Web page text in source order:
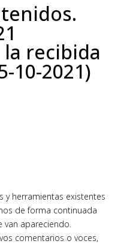
recibida
10-2021)
y herramientas existentes
de forma continuada
van apareciendo.
comentarios o voces,